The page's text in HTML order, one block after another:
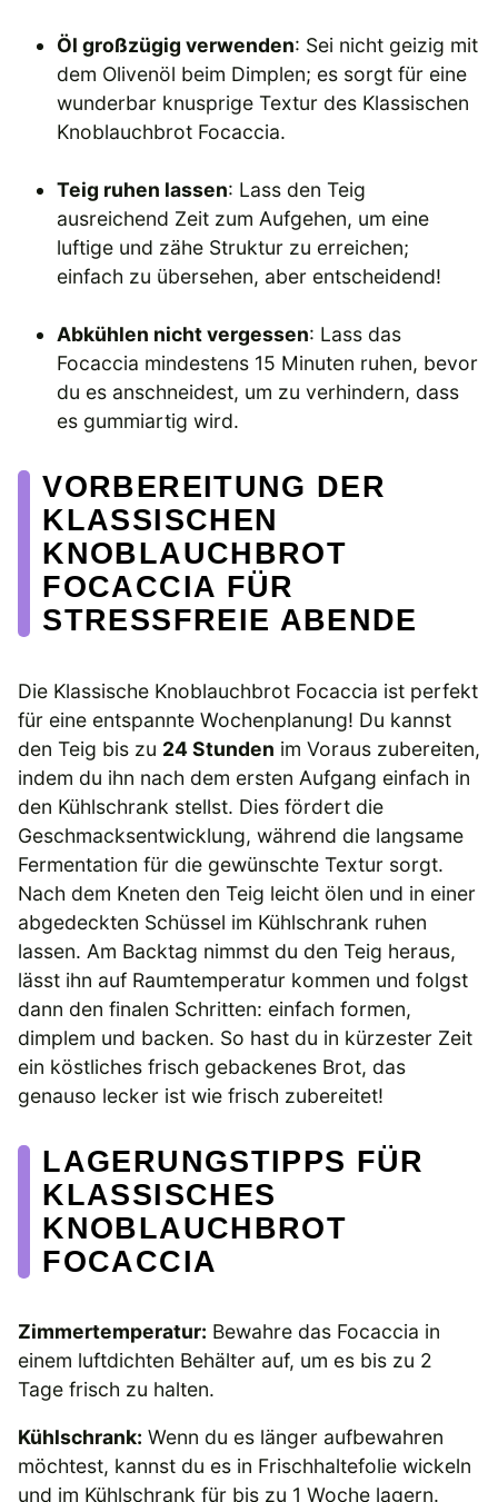
Öl großzügig verwenden: Sei nicht geizig mit
dem Olivenöl beim Dimplen; es sorgt für eine
wunderbar knusprige Textur des Klassischen
Knoblauchbrot Focaccia.
Teig ruhen lassen: Lass den Teig
ausreichend Zeit zum Aufgehen, um eine
luftige und zähe Struktur zu erreichen;
einfach zu übersehen, aber entscheidend!
Abkühlen nicht vergessen: Lass das
Focaccia mindestens 15 Minuten ruhen, bevor
du es anschneidest, um zu verhindern, dass
es gummiartig wird.
VORBEREITUNG DER
KLASSISCHEN
KNOBLAUCHBROT
FOCACCIA FÜR
STRESSFREIE ABENDE
Die Klassische Knoblauchbrot Focaccia ist perfekt
für eine entspannte Wochenplanung! Du kannst
den Teig bis zu 24 Stunden im Voraus zubereiten,
indem du ihn nach dem ersten Aufgang einfach in
den Kühlschrank stellst. Dies fördert die
Geschmacksentwicklung, während die langsame
Fermentation für die gewünschte Textur sorgt.
Nach dem Kneten den Teig leicht ölen und in einer
abgedeckten Schüssel im Kühlschrank ruhen
lassen. Am Backtag nimmst du den Teig heraus,
lässt ihn auf Raumtemperatur kommen und folgst
dann den finalen Schritten: einfach formen,
dimplem und backen. So hast du in kürzester Zeit
ein köstliches frisch gebackenes Brot, das
genauso lecker ist wie frisch zubereitet!
LAGERUNGSTIPPS FÜR
KLASSISCHES
KNOBLAUCHBROT
FOCACCIA
Zimmertemperatur: Bewahre das Focaccia in
einem luftdichten Behälter auf, um es bis zu 2
Tage frisch zu halten.
Kühlschrank: Wenn du es länger aufbewahren
möchtest, kannst du es in Frischhaltefolie wickeln
und im Kühlschrank für bis zu 1 Woche lagern.